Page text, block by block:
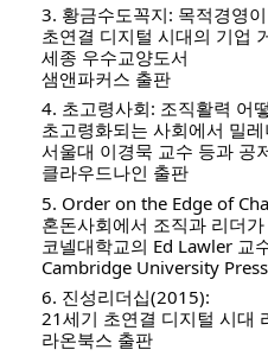
3. 황금수도꼭지: 목적경영
초연결 디지털 시대의 기업
세종 우수교양도서
샘앤파커스 출판
4. 초고령사회: 조직활력 어
초고령화되는 사회에서 밀
서울대 이경묵 교수 등과 공
클라우드나인 출판
5. Order on the Edge of
혼돈사회에서 조직과 리더
코넬대학교의 Ed Lawler 교
Cambridge University Press
6. 진성리더십(2015):
21세기 초연결 디지털 시대
라온북스 출판